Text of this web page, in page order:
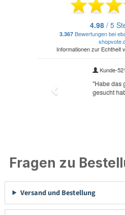
Fragen zu
Versand und Bestellung